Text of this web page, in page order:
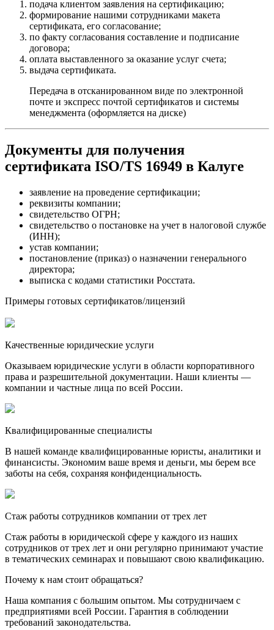
подача клиентом заявления на сертификацию;
формирование нашими сотрудниками макета
сертификата, его согласование;
по факту согласования составление и подписание
договора;
оплата выставленного за оказание услуг счета;
выдача сертификата.
Передача в отсканированном виде по электронной
почте и экспресс почтой сертификатов и системы
менеджмента (оформляется на диске)
Документы для получения
сертификата ISO/TS 16949 в Калуге
заявление на проведение сертификации;
реквизиты компании;
свидетельство ОГРН;
свидетельство о постановке на учет в налоговой службе
(ИНН);
устав компании;
постановление (приказ) о назначении генерального
директора;
выписка с кодами статистики Росстата.
Примеры готовых сертификатов/лицензий
Качественные юридические услуги
Оказываем юридические услуги в области корпоративного
права и разрешительной документации. Наши клиенты —
компании и частные лица по всей России.
Квалифицированные специалисты
В нашей команде квалифицированные юристы, аналитики и
финансисты. Экономим ваше время и деньги, мы берем все
заботы на себя, сохраняя конфиденциальность.
Стаж работы сотрудников компании от трех лет
Стаж работы в юридической сфере у каждого из наших
сотрудников от трех лет и они регулярно принимают участие
в тематических семинарах и повышают свою квалификацию.
Почему к нам стоит обращаться?
Наша компания с большим опытом. Мы сотрудничаем с
предприятиями всей России. Гарантия в соблюдении
требований законодательства.